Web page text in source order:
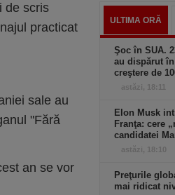
de scris
practicat
sale au
"Fără
an se vor
ULTIMA ORĂ
Şoc în SUA.
au dispărut
creştere de
astăzi, 18:11
Elon Musk
Franţa: cere
candidatei
astăzi, 18:10
Preţurile
mai ridicat